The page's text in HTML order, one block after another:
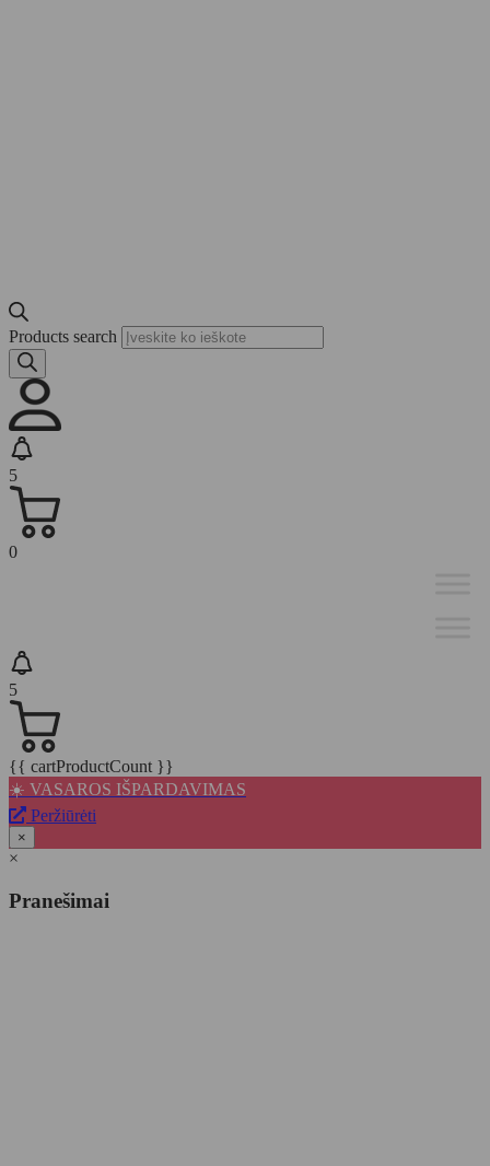
Products search
5
0
5
{{ cartProductCount }}
☀️ VASAROS IŠPARDAVIMAS
Peržiūrėti
×
×
Pranešimai